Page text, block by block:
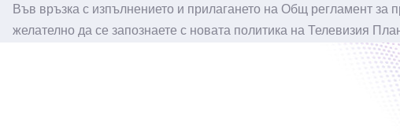
Във връзка с изпълнението и прилагането на Общ регламент
желателно да се запознаете с новата политика на Телевизия